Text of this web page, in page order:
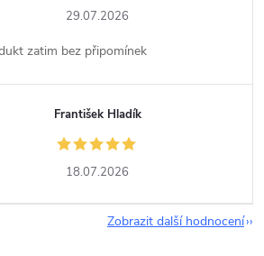
29.07.2026
zatim bez připomínek
František Hladík
18.07.2026
Zobrazit další hodnocení